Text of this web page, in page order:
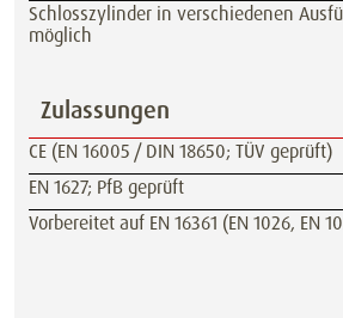
Schlosszylinder in verschiedenen
möglich
Zulassungen
CE (EN 16005 / DIN 18650; TÜV geprüft)
EN 1627; PfB geprüft
Vorbereitet auf EN 16361 (EN 1026, EN